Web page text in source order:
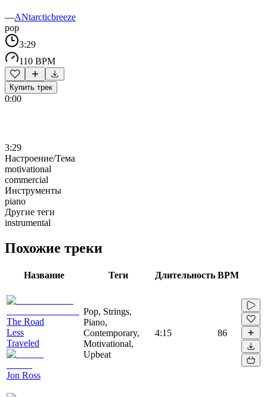
—ANtarcticbreeze
pop
3:29
110 BPM
Купить трек
0:00
3:29
Настроение/Тема
motivational
commercial
Инструменты
piano
Другие теги
instrumental
Похожие треки
Название Теги Длительность BPM
The Road
Less
Traveled
Jon Ross
Pop, Strings,
Piano,
Contemporary,
Motivational,
Upbeat
4:15 86